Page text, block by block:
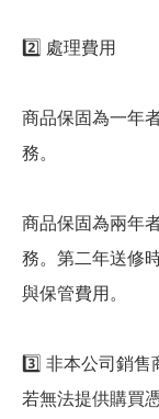
2️⃣ 處理費用
商品保固為一年
務。
商品保固為兩年
務。第二年送修
與保管費用。
3️⃣ 非本公司銷售
若無法提供購買